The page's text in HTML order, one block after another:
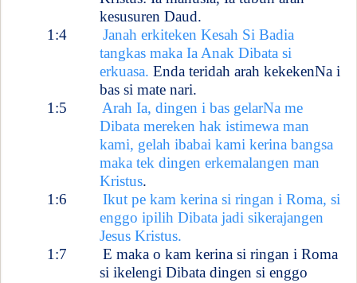
kesusuren Daud.
1:4
Janah erkiteken Kesah Si Badia
tangkas maka Ia Anak Dibata si
erkuasa. Enda teridah arah kekekenNa i
bas si mate nari.
1:5
Arah Ia, dingen i bas gelarNa me
Dibata mereken hak istimewa man
kami, gelah ibabai kami kerina bangsa
maka tek dingen erkemalangen man
Kristus.
1:6
Ikut pe kam kerina si ringan i Roma, si
enggo ipilih Dibata jadi sikerajangen
Jesus Kristus.
1:7
E maka o kam kerina si ringan i Roma
si ikelengi Dibata dingen si enggo